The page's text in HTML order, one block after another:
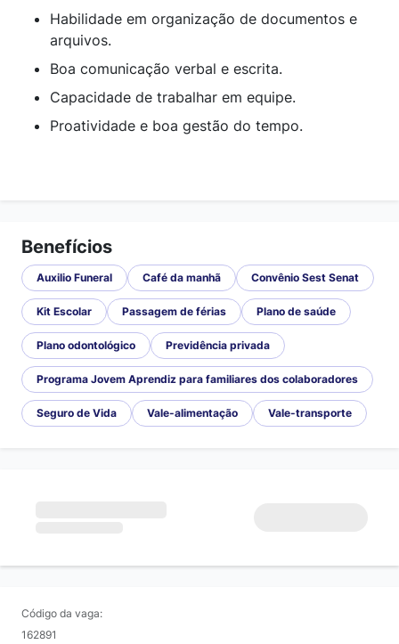
Habilidade em organização de documentos e
arquivos.
Boa comunicação verbal e escrita.
Capacidade de trabalhar em equipe.
Proatividade e boa gestão do tempo.
Benefícios
Auxilio Funeral Café da manhã Convênio Sest Senat
Kit Escolar Passagem de férias Plano de saúde
Plano odontológico Previdência privada
Programa Jovem Aprendiz para familiares dos colaboradores
Seguro de Vida Vale-alimentação Vale-transporte
Código da vaga:
162891